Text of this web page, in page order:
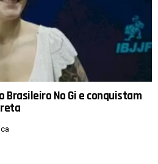
Brasileiro No Gi e conquistam